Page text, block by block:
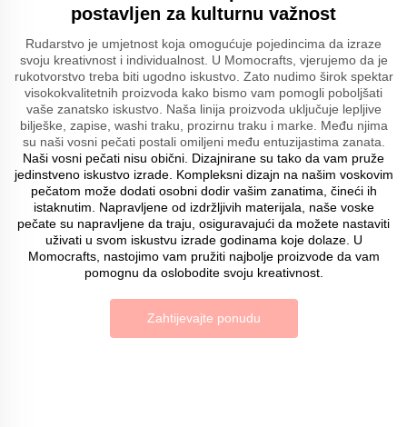
postavljen za kulturnu važnost
Rudarstvo je umjetnost koja omogućuje pojedincima da izraze
svoju kreativnost i individualnost. U Momocrafts, vjerujemo da je
rukotvorstvo treba biti ugodno iskustvo. Zato nudimo širok spektar
visokokvalitetnih proizvoda kako bismo vam pomogli poboljšati
vaše zanatsko iskustvo. Naša linija proizvoda uključuje lepljive
bilješke, zapise, washi traku, prozirnu traku i marke. Među njima
su naši vosni pečati postali omiljeni među entuzijastima zanata.
Naši vosni pečati nisu obični. Dizajnirane su tako da vam pruže
jedinstveno iskustvo izrade. Kompleksni dizajn na našim voskovim
pečatom može dodati osobni dodir vašim zanatima, čineći ih
istaknutim. Napravljene od izdržljivih materijala, naše voske
pečate su napravljene da traju, osiguravajući da možete nastaviti
uživati u svom iskustvu izrade godinama koje dolaze. U
Momocrafts, nastojimo vam pružiti najbolje proizvode da vam
pomognu da oslobodite svoju kreativnost.
Zahtijevajte ponudu